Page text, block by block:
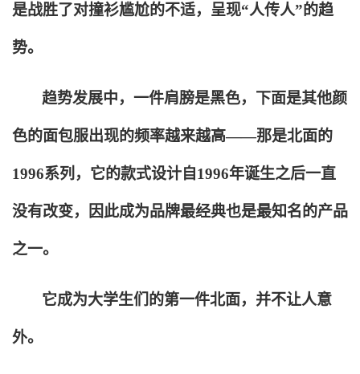
是战胜了对撞衫尴尬的不适，呈现“人传人”的趋
势。
趋势发展中，一件肩膀是黑色，下面是其他颜
色的面包服出现的频率越来越高——那是北面的
1996系列，它的款式设计自1996年诞生之后一直
没有改变，因此成为品牌最经典也是最知名的产品
之一。
它成为大学生们的第一件北面，并不让人意
外。